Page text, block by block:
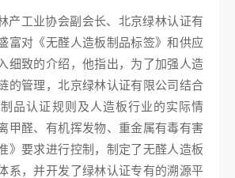
产工业协会副会长、北京绿林认证有
富对《无醛人造板制品标签》和供应
细致的介绍，他指出，为了加强人造
的管理，北京绿林认证有限公司结合
品认证规则及人造板行业的实际情
甲醛、有机挥发物、重金属有毒有害
》要求进行控制，制定了无醛人造板
系，并开发了绿林认证专有的溯源平